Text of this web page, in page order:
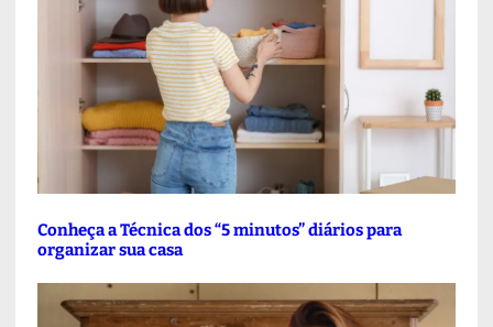
Conheça a Técnica dos “5 minutos” diários para
organizar sua casa